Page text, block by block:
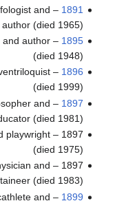
1891
–
and
author (died 1965)
1895
–
and author
(died 1948)
1896
–
(died 1999)
1897
–
and
(died 1981)
1897 –
playwright
(died 1975)
1897 –
and
(died 1983)
1899
–
and